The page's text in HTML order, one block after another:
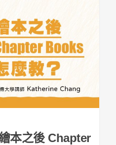
本之後 Chapter